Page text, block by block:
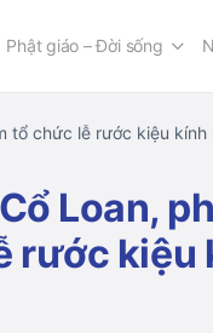
Phật giáo – Đời sống
tổ chức lễ rước kiệu
Loan,
rước kiệu